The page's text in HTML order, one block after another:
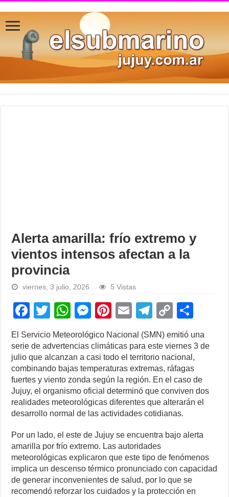
Alerta amarilla: frío extremo y
vientos intensos afectan a la
provincia
viernes, 3 julio, 2026 5 Vistas
F
a
c
e
b
o
o
T
wi
tt
er
W
at
s
A
p
p
M
e
ss
e
n
g
er
Pi
nt
er
e
st
E
m
ail
T
el
e
gr
a
m
C
o
p
y
Li
n
k
ar
e
El Servicio Meteorológico Nacional (SMN) emitió una
serie de advertencias climáticas para este viernes 3 de
julio que alcanzan a casi todo el territorio nacional,
combinando bajas temperaturas extremas, ráfagas
fuertes y viento zonda según la región. En el caso de
Jujuy, el organismo oficial determinó que conviven dos
realidades meteorológicas diferentes que alterarán el
desarrollo normal de las actividades cotidianas.
Por un lado, el este de Jujuy se encuentra bajo alerta
amarilla por frío extremo. Las autoridades
meteorológicas explicaron que este tipo de fenómenos
implica un descenso térmico pronunciado con capacidad
de generar inconvenientes de salud, por lo que se
recomendó reforzar los cuidados y la protección en